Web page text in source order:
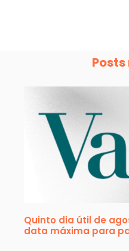
Quinto dia útil de
data máxima para